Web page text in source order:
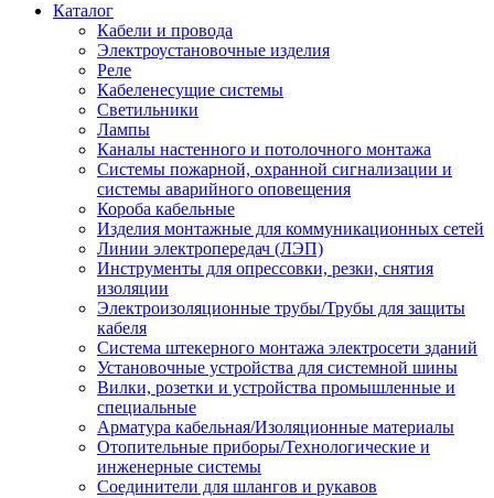
Каталог
Кабели и провода
Электроустановочные изделия
Реле
Кабеленесущие системы
Светильники
Лампы
Каналы настенного и потолочного монтажа
Системы пожарной, охранной сигнализации и
системы аварийного оповещения
Короба кабельные
Изделия монтажные для коммуникационных сетей
Линии электропередач (ЛЭП)
Инструменты для опрессовки, резки, снятия
изоляции
Электроизоляционные трубы/Трубы для защиты
кабеля
Система штекерного монтажа электросети зданий
Установочные устройства для системной шины
Вилки, розетки и устройства промышленные и
специальные
Арматура кабельная/Изоляционные материалы
Отопительные приборы/Технологические и
инженерные системы
Соединители для шлангов и рукавов